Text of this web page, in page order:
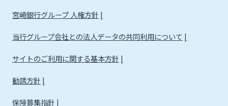
宮崎銀行グループ 人権方針
当行グループ会社との法人データの共同利用について
サイトのご利用に関する基本方針
勧誘方針
保険募集指針